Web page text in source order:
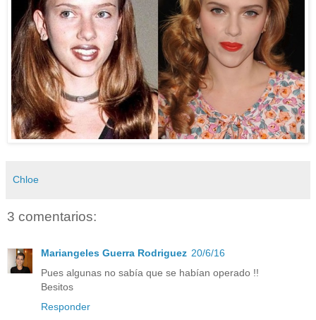
Chloe
3 comentarios:
Mariangeles Guerra Rodriguez 20/6/16
Pues algunas no sabía que se habían operado !!
Besitos
Responder